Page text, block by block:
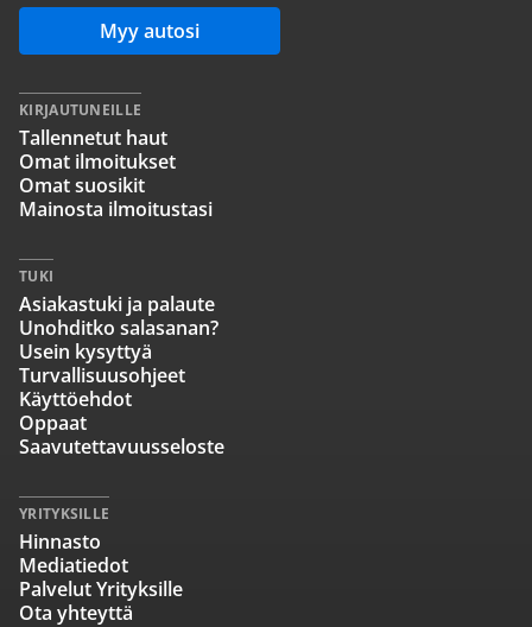
Myy autosi
KIRJAUTUNEILLE
Tallennetut haut
Omat ilmoitukset
Omat suosikit
Mainosta ilmoitustasi
TUKI
Asiakastuki ja palaute
Unohditko salasanan?
Usein kysyttyä
Turvallisuusohjeet
Käyttöehdot
Oppaat
Saavutettavuusseloste
YRITYKSILLE
Hinnasto
Mediatiedot
Palvelut Yrityksille
Ota yhteyttä